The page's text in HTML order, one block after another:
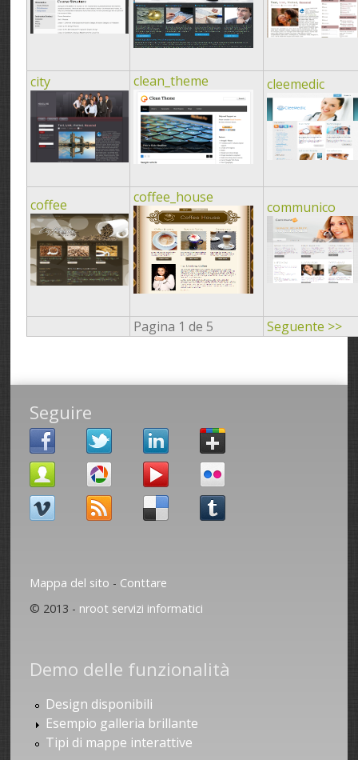
city clean_theme cleemedic
coffee coffee_house
communico
Pagina 1 de 5 Seguente >>
Seguire
Mappa del sito - Conttare
© 2013 - nroot servizi informatici
Demo delle funzionalità
Design disponibili
Esempio galleria brillante
Tipi di mappe interattive